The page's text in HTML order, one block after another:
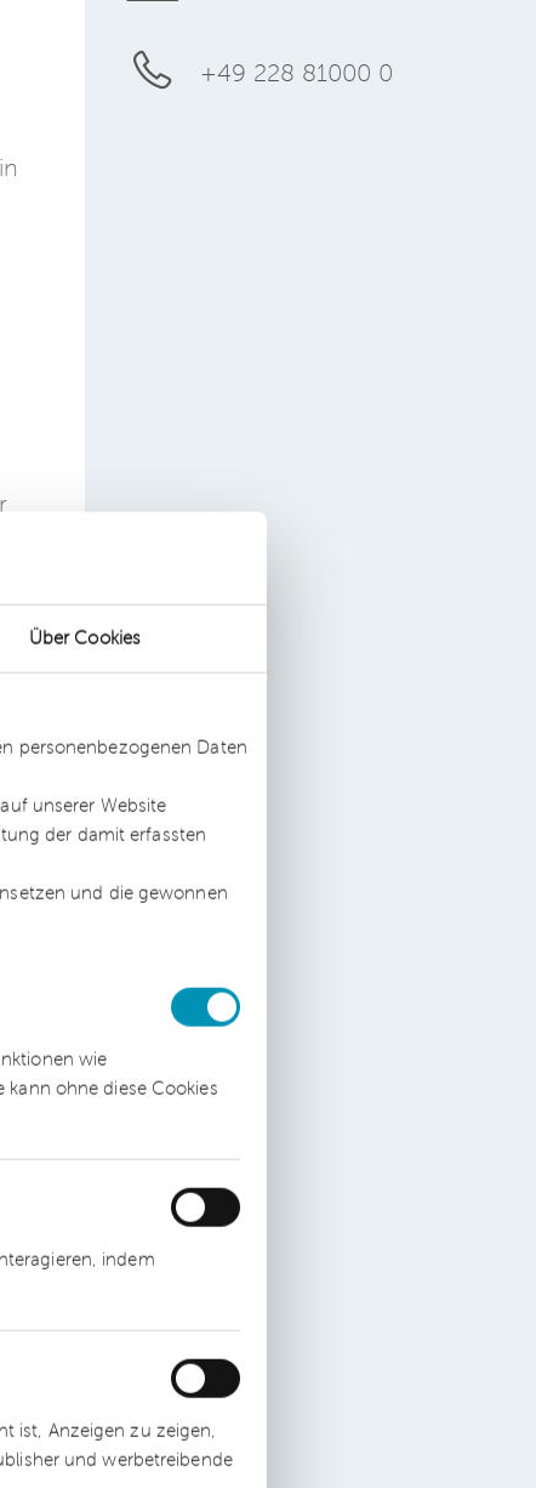
Über Cookies
personenbezogenen Daten
unserer Website
der damit erfassten
und die gewonnen
wie
kann ohne diese Cookies
indem
ist, Anzeigen zu zeigen,
und werbetreibende
+49 228 81000 0